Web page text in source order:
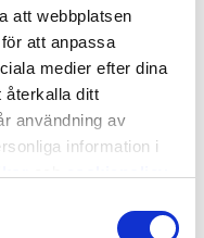
att webbplatsen
att anpassa
medier efter dina
återkalla ditt
användning av
information i
Frost